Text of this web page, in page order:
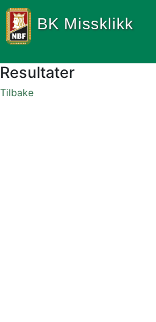
BK Missklikk
Resultater
Tilbake